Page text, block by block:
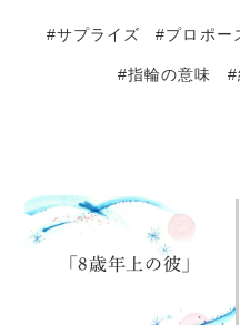
#サプライズ #プロポー
#指輪の意味 #
「8歳年上の彼」